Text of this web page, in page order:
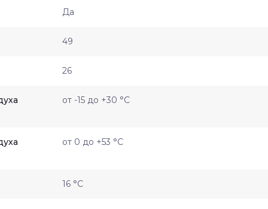
Да
49
26
от -15 до +30 °C
от 0 до +53 °C
16 °C